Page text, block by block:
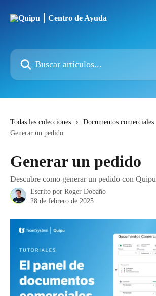
Buscar artículos...
Todas las colecciones Documentos comerciales
Generar un pedido
Generar un pedido
Descubre como generar un pedido con Quipu
Escrito por Roger Dobaño
28 de febrero de 2025